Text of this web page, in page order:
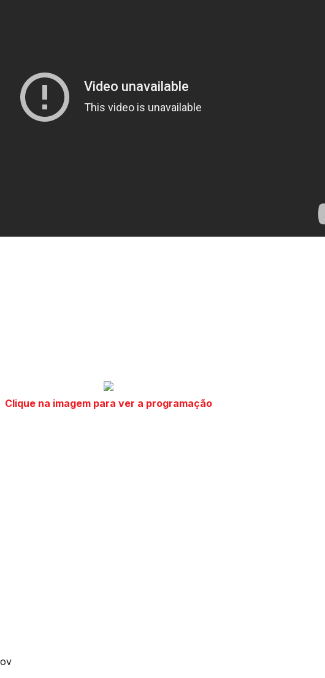
Clique na imagem para ver a programação